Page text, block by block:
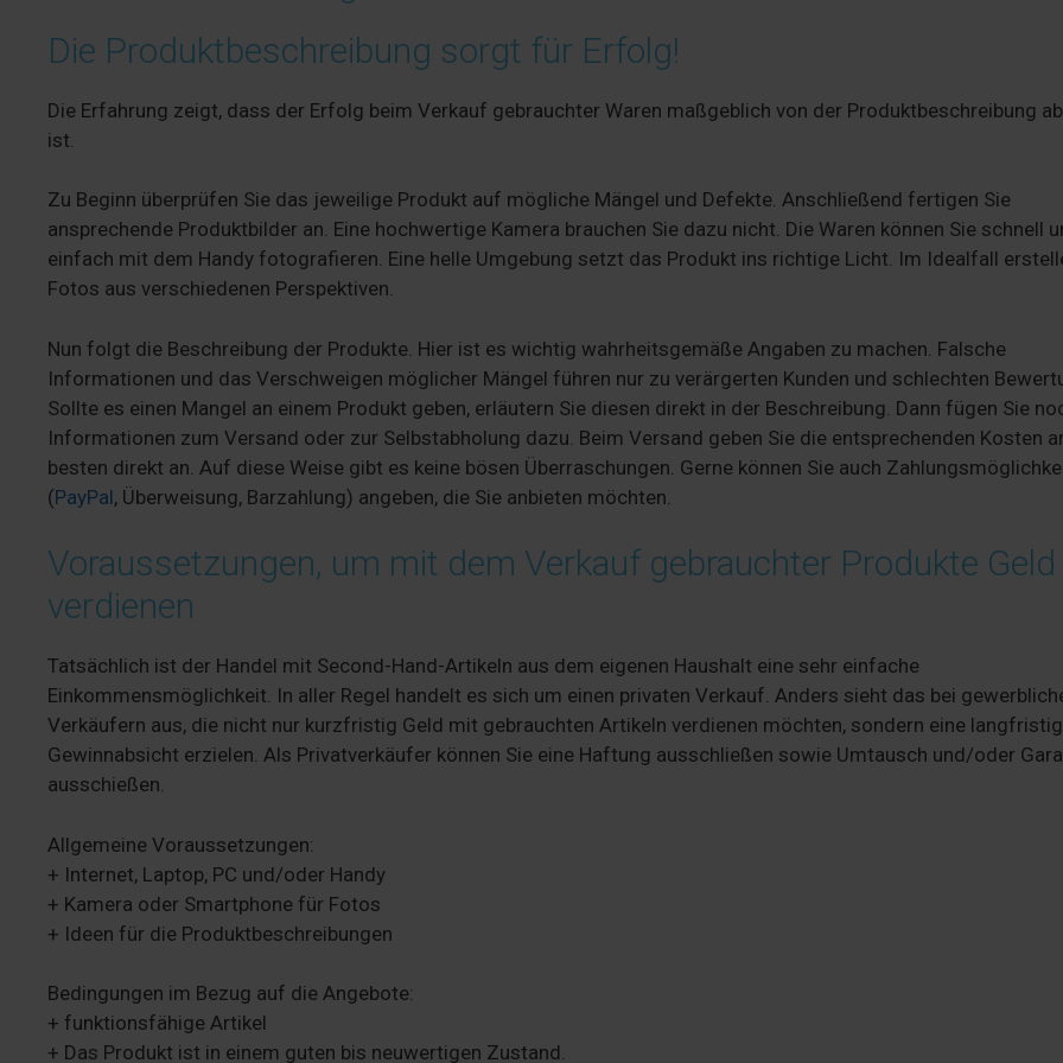
Die Produktbeschreibung sorgt für Erfolg!
Die Erfahrung zeigt, dass der Erfolg beim Verkauf gebrauchter Waren maßgeblich von der Produktbeschreibung
ist.
Zu Beginn überprüfen Sie das jeweilige Produkt auf mögliche Mängel und Defekte. Anschließend fertigen Sie
ansprechende Produktbilder an. Eine hochwertige Kamera brauchen Sie dazu nicht. Die Waren können Sie schnell
einfach mit dem Handy fotografieren. Eine helle Umgebung setzt das Produkt ins richtige Licht. Im Idealfall
Fotos aus verschiedenen Perspektiven.
Nun folgt die Beschreibung der Produkte. Hier ist es wichtig wahrheitsgemäße Angaben zu machen. Falsche
Informationen und das Verschweigen möglicher Mängel führen nur zu verärgerten Kunden und schlechten
Sollte es einen Mangel an einem Produkt geben, erläutern Sie diesen direkt in der Beschreibung. Dann fügen Sie
Informationen zum Versand oder zur Selbstabholung dazu. Beim Versand geben Sie die entsprechenden Kosten
besten direkt an. Auf diese Weise gibt es keine bösen Überraschungen. Gerne können Sie auch
(PayPal, Überweisung, Barzahlung) angeben, die Sie anbieten möchten.
Voraussetzungen, um mit dem Verkauf gebrauchter Produkte Geld
verdienen
Tatsächlich ist der Handel mit Second-Hand-Artikeln aus dem eigenen Haushalt eine sehr einfache
Einkommensmöglichkeit. In aller Regel handelt es sich um einen privaten Verkauf. Anders sieht das bei
Verkäufern aus, die nicht nur kurzfristig Geld mit gebrauchten Artikeln verdienen möchten, sondern eine
Gewinnabsicht erzielen. Als Privatverkäufer können Sie eine Haftung ausschließen sowie Umtausch und/oder
ausschießen.
Allgemeine Voraussetzungen:
+ Internet, Laptop, PC und/oder Handy
+ Kamera oder Smartphone für Fotos
+ Ideen für die Produktbeschreibungen
Bedingungen im Bezug auf die Angebote:
+ funktionsfähige Artikel
+ Das Produkt ist in einem guten bis neuwertigen Zustand.